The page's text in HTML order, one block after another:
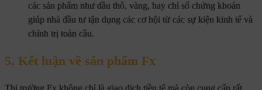
các sản phẩm như dầu thô, vàng, hay chỉ số chứng khoán
giúp nhà đầu tư tận dụng các cơ hội từ các sự kiện kinh tế và
chính trị toàn cầu.
5. Kết luận về sản phẩm Fx
Thị trường Fx không chỉ là giao dịch tiền tệ mà còn cung cấp rất